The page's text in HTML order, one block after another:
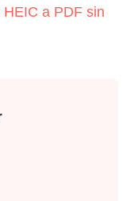
a PDF sin